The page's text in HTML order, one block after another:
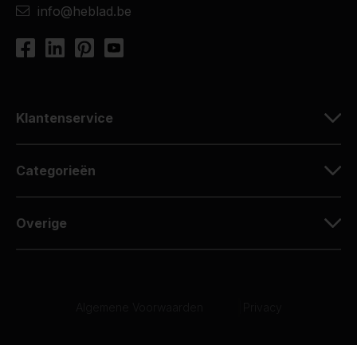
info@heblad.be
Klantenservice
Categorieën
Overige